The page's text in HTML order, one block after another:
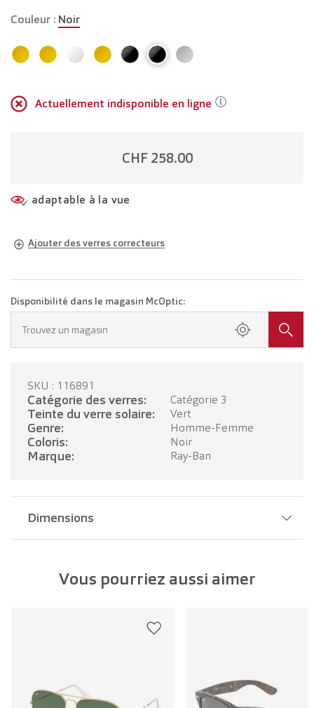
Couleur : Noir
Actuellement indisponible en ligne
CHF 258.00
adaptable à la vue
Ajouter des verres correcteurs
Lunettes avec verres unifocaux
PRENDRE RENDEZ-VOUS
Disponibilité dans le magasin McOptic:
Trouvez un magasin
SKU : 116891
Catégorie des verres: Catégorie 3
Teinte du verre solaire: Vert
Genre: Homme-Femme
Coloris: Noir
Marque: Ray-Ban
Dimensions
Largeur verre: 58 mm
Vous pourriez aussi aimer